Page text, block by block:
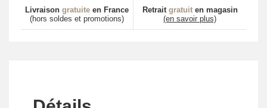
Livraison gratuite en France
(hors soldes et promotions)
Retrait gratuiten magasin
(en savoir plus)